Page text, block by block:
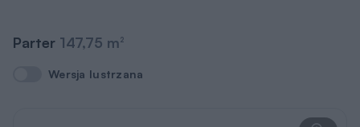
Parter 147,75 m2
Wersja lustrzana
Wersja lustrzana